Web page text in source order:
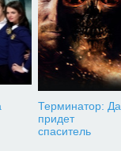
Терминатор: Да
придет
спаситель